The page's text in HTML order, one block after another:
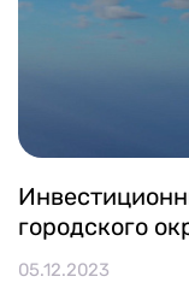
городского
05.12.2023